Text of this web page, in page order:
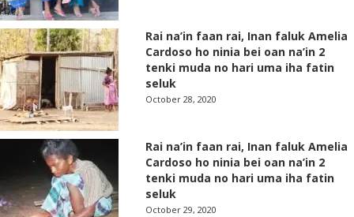
Rai na’in faan rai, Inan faluk Amelia
Cardoso ho ninia bei oan na’in 2
tenki muda no hari uma iha fatin
seluk
October 28, 2020
Rai na’in faan rai, Inan faluk Amelia
Cardoso ho ninia bei oan na’in 2
tenki muda no hari uma iha fatin
seluk
October 29, 2020